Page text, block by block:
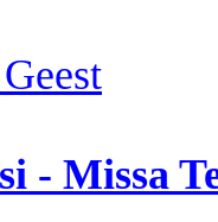
- Missa